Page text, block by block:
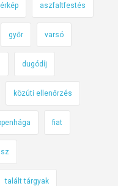
aszfaltfestés
győr varsó
dugódíj
közúti ellenőrzés
fiat
talált tárgyak